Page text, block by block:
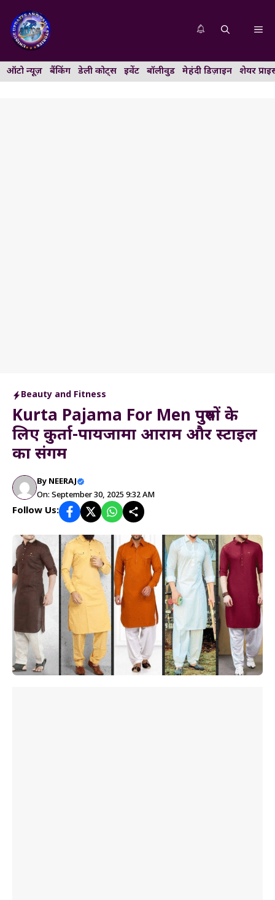
content
ऑटो न्यूज़ बैंकिंग डेली कोट्स इवेंट बॉलीवुड मेहंदी डिज़ाइन शेयर
Beauty and Fitness
Kurta Pajama For Men पुरुषों के
लिए कुर्ता-पायजामा आराम और स्टाइल
का संगम
By NEERAJ
On: September 30, 2025 9:32 AM
Follow Us: